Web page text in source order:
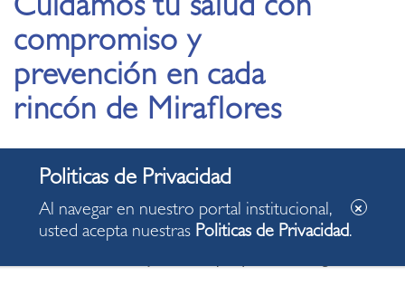
Cuidamos tu salud con
compromiso y
prevención en cada
rincón de Miraflores
11.07.2025
La comuna miraflorina realizará una campaña
gratuita de salud con despistaje de cáncer este
Al navegar en nuestro portal institucional,
usted acepta nuestras Politicas de Privacidad.